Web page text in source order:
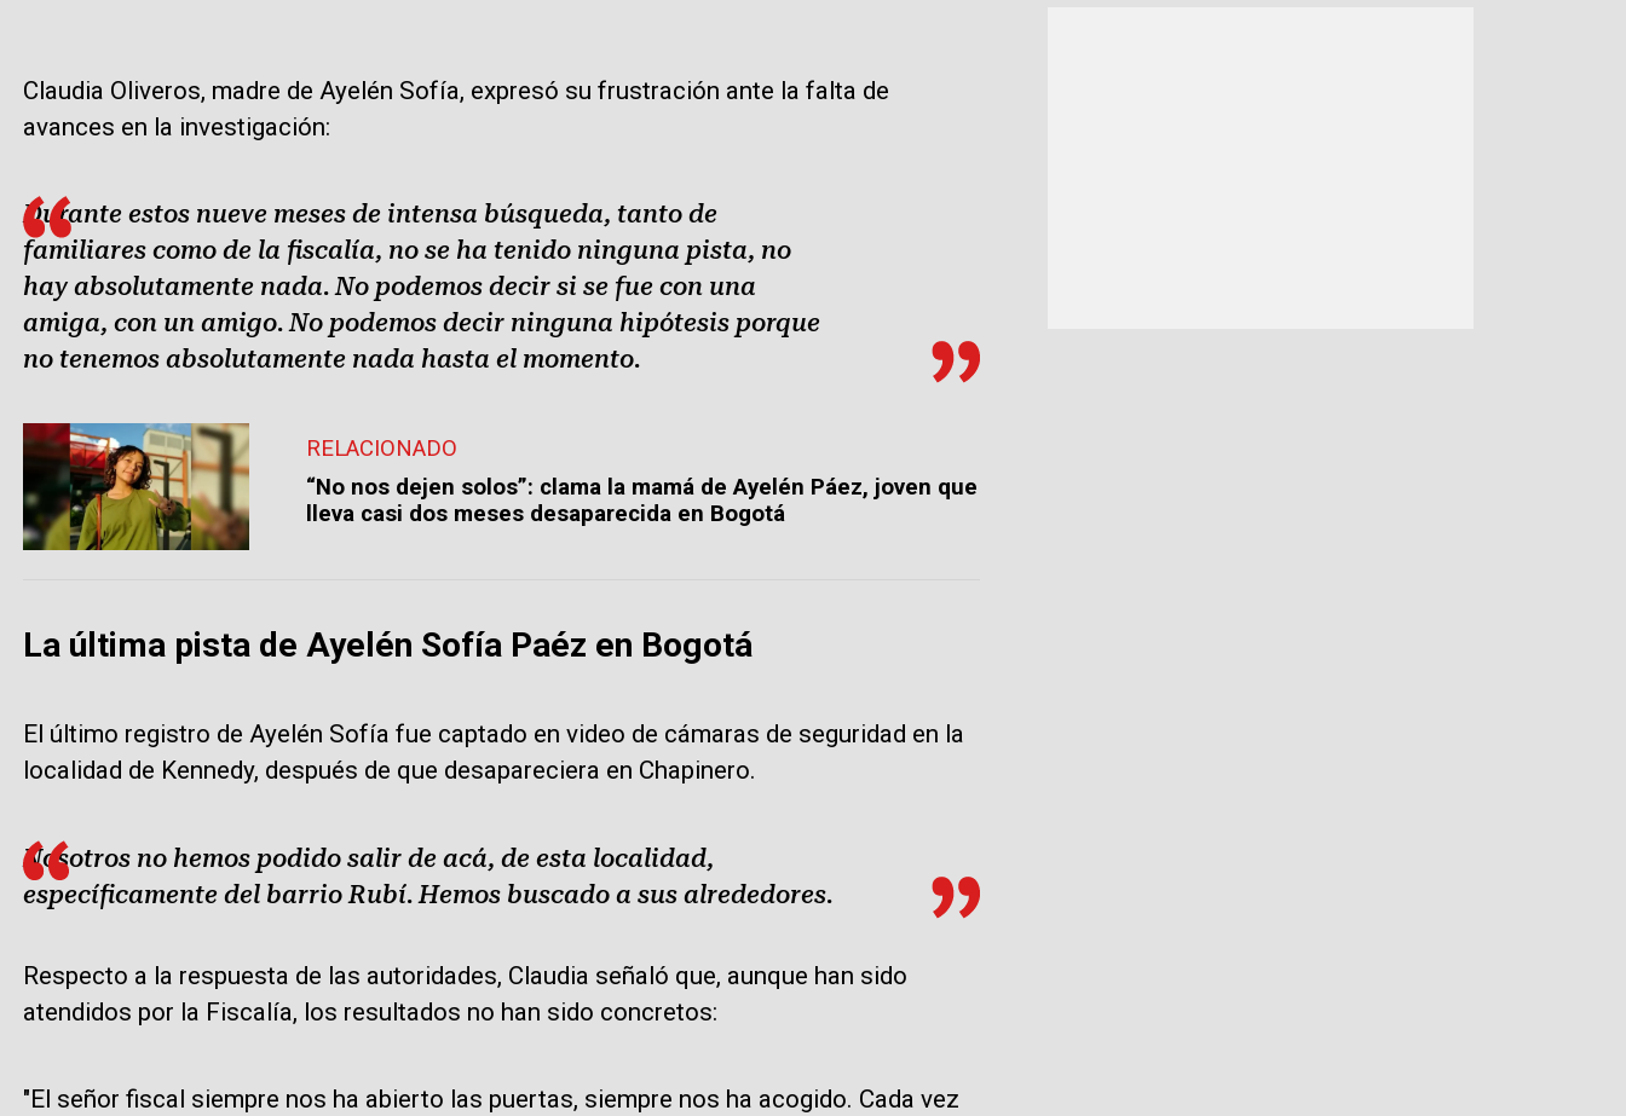
Claudia Oliveros, madre de Ayelén Sofía, expresó su frustración ante la falta de
avances en la investigación:
Durante estos nueve meses de intensa búsqueda, tanto de
familiares como de la fiscalía, no se ha tenido ninguna pista, no
hay absolutamente nada. No podemos decir si se fue con una
amiga, con un amigo. No podemos decir ninguna hipótesis porque
no tenemos absolutamente nada hasta el momento.
RELACIONADO
“No nos dejen solos”: clama la mamá de Ayelén Páez, joven que
lleva casi dos meses desaparecida en Bogotá
La última pista de Ayelén Sofía Paéz en Bogotá
El último registro de Ayelén Sofía fue captado en video de cámaras de seguridad en la
localidad de Kennedy, después de que desapareciera en Chapinero.
Nosotros no hemos podido salir de acá, de esta localidad,
específicamente del barrio Rubí. Hemos buscado a sus alrededores.
Respecto a la respuesta de las autoridades, Claudia señaló que, aunque han sido
atendidos por la Fiscalía, los resultados no han sido concretos:
"El señor fiscal siempre nos ha abierto las puertas, siempre nos ha acogido. Cada vez